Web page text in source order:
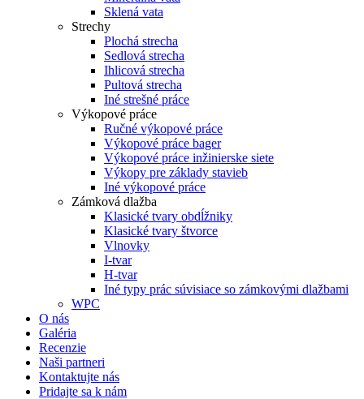
Sklená vata
Strechy
Plochá strecha
Sedlová strecha
Ihlicová strecha
Pultová strecha
Iné strešné práce
Výkopové práce
Ručné výkopové práce
Výkopové práce bager
Výkopové práce inžinierske siete
Výkopy pre základy stavieb
Iné výkopové práce
Zámková dlažba
Klasické tvary obdĺžniky
Klasické tvary štvorce
Vlnovky
I-tvar
H-tvar
Iné typy prác súvisiace so zámkovými dlažbami
WPC
O nás
Galéria
Recenzie
Naši partneri
Kontaktujte nás
Pridajte sa k nám